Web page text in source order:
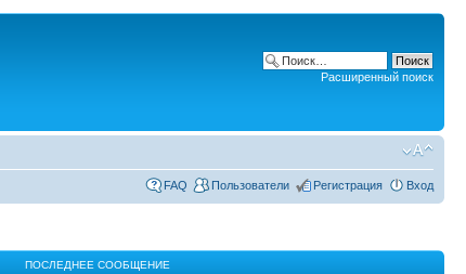
Расширенный поиск
FAQ Пользователи Регистрация Вход
ПОСЛЕДНЕЕ СООБЩЕНИЕ